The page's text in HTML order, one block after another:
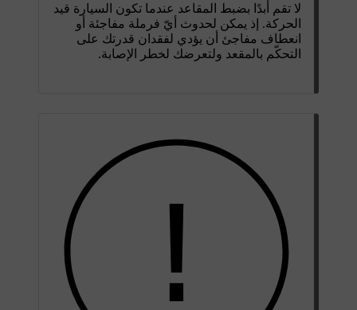
لا تقم أبدًا بضبط المقاعد عندما تكون السيارة قيد
الحركة. إذ يمكن لحدوث أيّ فرملة مفاجئة أو
انعطاف مفاجئ أن يؤدي لفقدان قدرتك على
التحكّم بالمقعد ولتعرضك لخطر الإصابة.